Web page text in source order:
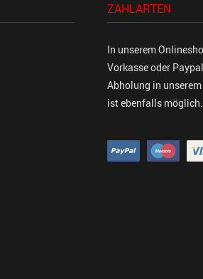
ZAHLARTEN
In unserem
Vorkasse oder
Abholung in
ist ebenfalls möglich.